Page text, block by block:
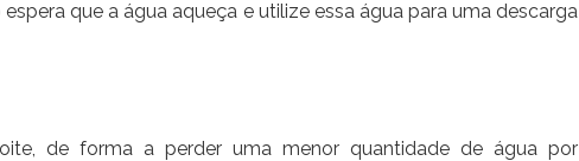
que a água aqueça e utilize essa água para uma descarga
de forma a perder uma menor quantidade de água por